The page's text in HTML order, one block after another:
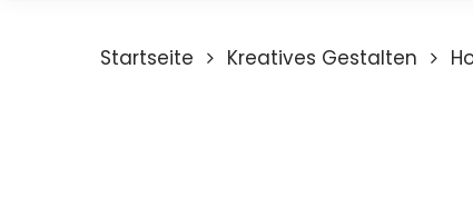
Startseite Kreatives Gestalten